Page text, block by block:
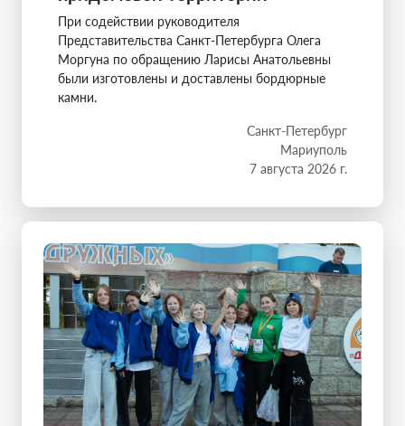
При содействии руководителя
Представительства Санкт-Петербурга Олега
Моргуна по обращению Ларисы Анатольевны
были изготовлены и доставлены бордюрные
камни.
Санкт-Петербург
Мариуполь
7 августа 2026 г.